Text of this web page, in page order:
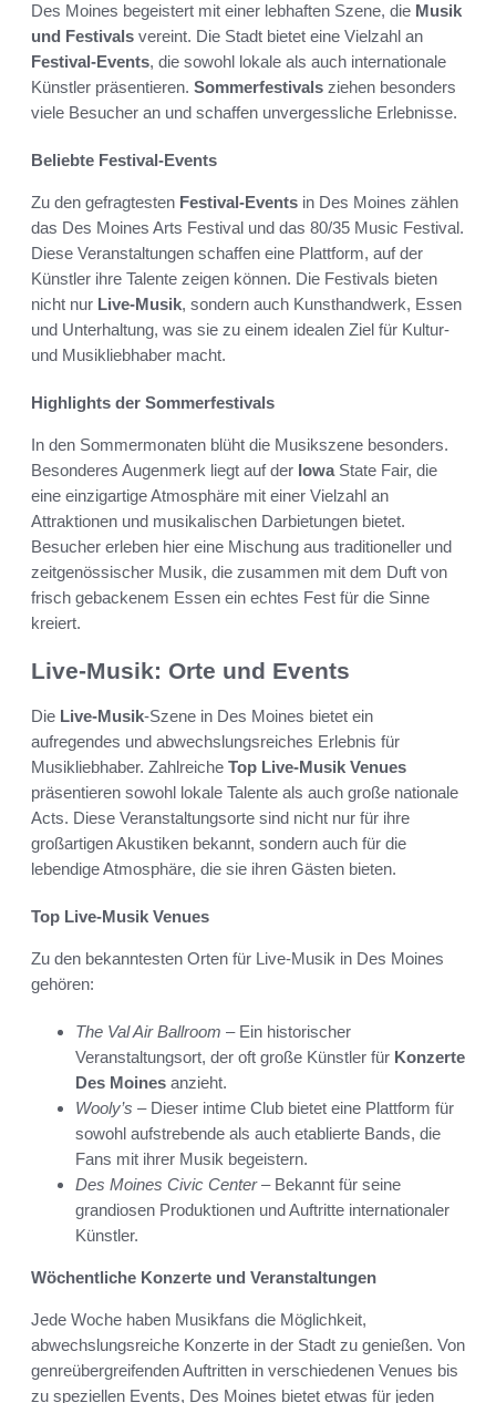
Des Moines begeistert mit einer lebhaften Szene, die Musik
und Festivals vereint. Die Stadt bietet eine Vielzahl an
Festival-Events, die sowohl lokale als auch internationale
Künstler präsentieren. Sommerfestivals ziehen besonders
viele Besucher an und schaffen unvergessliche Erlebnisse.
Beliebte Festival-Events
Zu den gefragtesten Festival-Events in Des Moines zählen
das Des Moines Arts Festival und das 80/35 Music Festival.
Diese Veranstaltungen schaffen eine Plattform, auf der
Künstler ihre Talente zeigen können. Die Festivals bieten
nicht nur Live-Musik, sondern auch Kunsthandwerk, Essen
und Unterhaltung, was sie zu einem idealen Ziel für Kultur-
und Musikliebhaber macht.
Highlights der Sommerfestivals
In den Sommermonaten blüht die Musikszene besonders.
Besonderes Augenmerk liegt auf der IowaState Fair, die
eine einzigartige Atmosphäre mit einer Vielzahl an
Attraktionen und musikalischen Darbietungen bietet.
Besucher erleben hier eine Mischung aus traditioneller und
zeitgenössischer Musik, die zusammen mit dem Duft von
frisch gebackenem Essen ein echtes Fest für die Sinne
kreiert.
Live-Musik: Orte und Events
Die Live-Musik-Szene in Des Moines bietet ein
aufregendes und abwechslungsreiches Erlebnis für
Musikliebhaber. Zahlreiche Top Live-Musik Venues
präsentieren sowohl lokale Talente als auch große nationale
Acts. Diese Veranstaltungsorte sind nicht nur für ihre
großartigen Akustiken bekannt, sondern auch für die
lebendige Atmosphäre, die sie ihren Gästen bieten.
Top Live-Musik Venues
Zu den bekanntesten Orten für Live-Musik in Des Moines
gehören:
The Val Air Ballroom – Ein historischer
Veranstaltungsort, der oft große Künstler für Konzerte
Des Moines anzieht.
Wooly’s – Dieser intime Club bietet eine Plattform für
sowohl aufstrebende als auch etablierte Bands, die
Fans mit ihrer Musik begeistern.
Des Moines Civic Center– Bekannt für seine
grandiosen Produktionen und Auftritte internationaler
Künstler.
Wöchentliche Konzerte und Veranstaltungen
Jede Woche haben Musikfans die Möglichkeit,
abwechslungsreiche Konzerte in der Stadt zu genießen. Von
genreübergreifenden Auftritten in verschiedenen Venues bis
zu speziellen Events, Des Moines bietet etwas für jeden